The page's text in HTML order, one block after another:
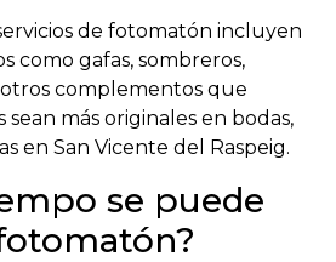
de fotomatón incluyen
como gafas, sombreros,
complementos que
sean más originales en bodas,
en San Vicente del Raspeig.
se puede